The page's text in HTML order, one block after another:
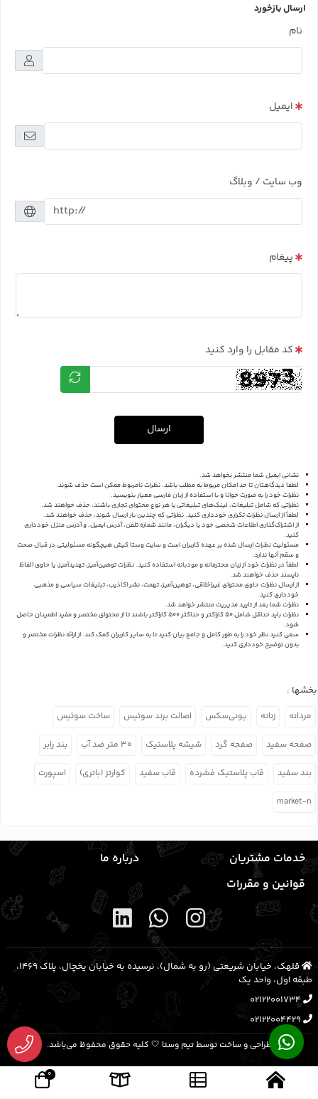
ارسال بازخورد
نام
ایمیل
وب سایت / وبلاگ
پیغام
کد مقابل را وارد کنید
ارسال
نشانی ایمیل شما منتشر نخواهد شد.
لطفا دیدگاهتان تا حد امکان مربوط به مطلب باشد. نظرات نامربوط ممکن است حذف شوند.
نظرات خود را به صورت خوانا و با استفاده از زبان فارسی معیار بنویسید.
نظراتی که شامل تبلیغات، لینک‌های تبلیغاتی یا هر نوع محتوای تجاری باشند، حذف خواهند شد.
لطفاً از ارسال نظرات تکراری خودداری کنید. نظراتی که چندین بار ارسال شوند، حذف خواهند شد.
از اشتراک‌گذاری اطلاعات شخصی خود یا دیگران، مانند شماره تلفن، آدرس ایمیل، و آدرس منزل خودداری
کنید.
مسئولیت نظرات ارسال شده بر عهده کاربران است و سایت وستا کیش هیچگونه مسئولیتی در قبال صحت
و سقم آنها ندارد.
لطفاً در نظرات خود از زبان محترمانه و مودبانه استفاده کنید. نظرات توهین‌آمیز، تهدیدآمیز، یا حاوی الفاظ
ناپسند حذف خواهند شد.
از ارسال نظرات حاوی محتوای غیراخلاقی، توهین‌آمیز، تهمت، نشر اکاذیب، تبلیغات سیاسی و مذهبی
خودداری کنید.
نظرات شما بعد از تایید مدیریت منتشر خواهد شد.
نظرات باید حداقل شامل 50 کاراکتر و حداکثر 500 کاراکتر باشند تا از محتوای مختصر و مفید اطمینان حاصل
شود.
سعی کنید نظر خود را به طور کامل و جامع بیان کنید تا به سایر کاربران کمک کند.از ارائه نظرات مختصر و
بدون توضیح خودداری کنید.
بخشها :
مردانه زنانه یونی‌سکس اصالت برند سوئیس ساخت سوئیس
صفحه سفید صفحه گرد شیشه پلاستیک ۳۰ متر ضد آب بند رابر
بند سفید قاب پلاستیک فشرده قاب سفید کوارتز (باتری) اسپورت
market-n
خدمات مشتریان
درباره ما
قوانین و مقررات
قلهک، خیابان شریعتی (رو به شمال)، نرسیده به خیابان یخچال، پلاک ۱۴۶۹،
طبقه اول، واحد یک
02122001734
02122004429
طراحی و ساخت توسط تیم وستا 🤍 کلیه حقوق محفوظ می‌باشد.
0